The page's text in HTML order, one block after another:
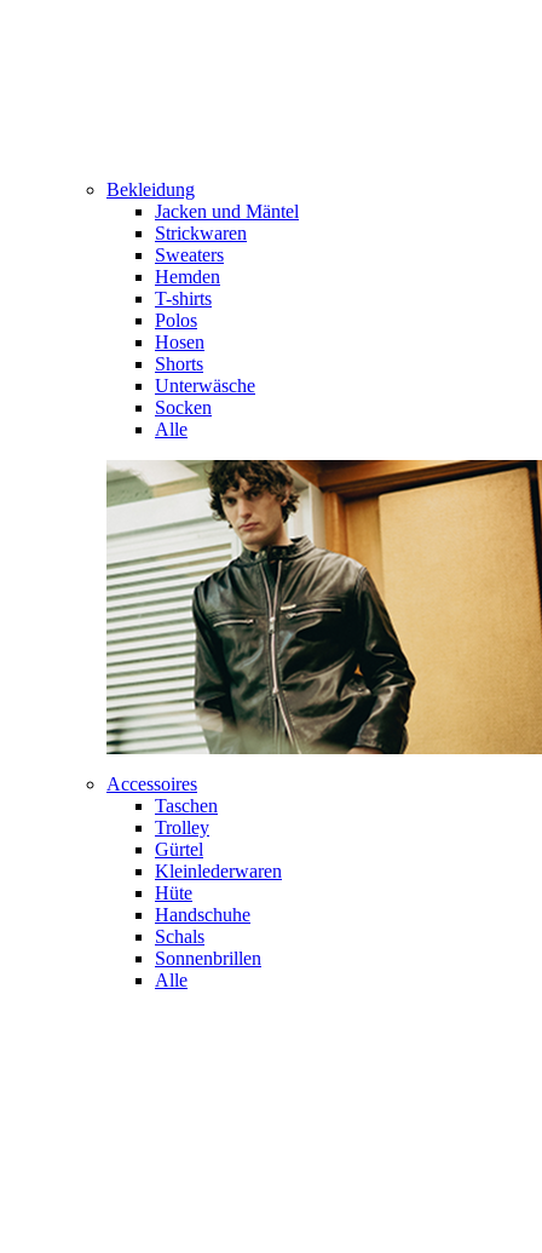
Bekleidung
Jacken und Mäntel
Strickwaren
Sweaters
Hemden
T-shirts
Polos
Hosen
Shorts
Unterwäsche
Socken
Alle
Accessoires
Taschen
Trolley
Gürtel
Kleinlederwaren
Hüte
Handschuhe
Schals
Sonnenbrillen
Alle